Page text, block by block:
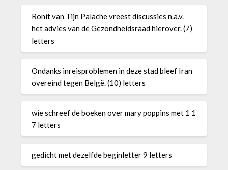
Ronit van Tijn Palache vreest discussies n.a.v.
het advies van de Gezondheidsraad hierover. (7)
letters
Ondanks inreisproblemen in deze stad bleef Iran
overeind tegen Belgë. (10) letters
wie schreef de boeken over mary poppins met 1 1
7 letters
gedicht met dezelfde beginletter 9 letters